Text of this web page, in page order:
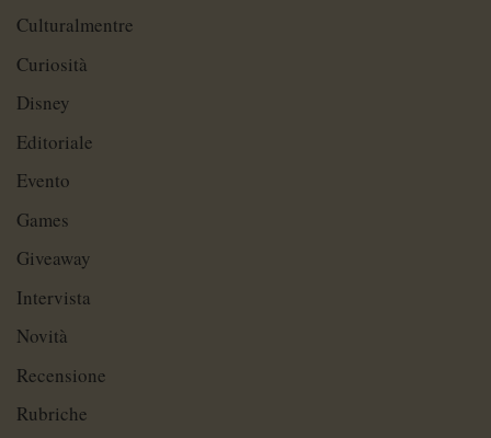
Culturalmentre
Curiosità
Disney
Editoriale
Evento
Games
Giveaway
Intervista
Novità
Recensione
Rubriche